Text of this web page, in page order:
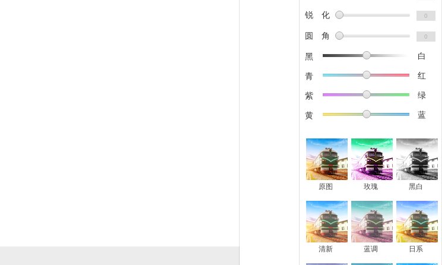
锐 化
圆 角
黑
白
青
红
紫
绿
黄
蓝
原图 玫瑰 黑白
清新 蓝调 日系